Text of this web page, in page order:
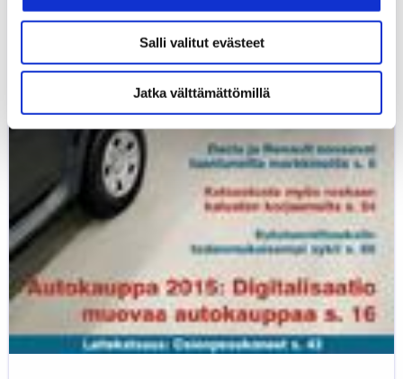
Salli valitut evästeet
Jatka välttämättömillä